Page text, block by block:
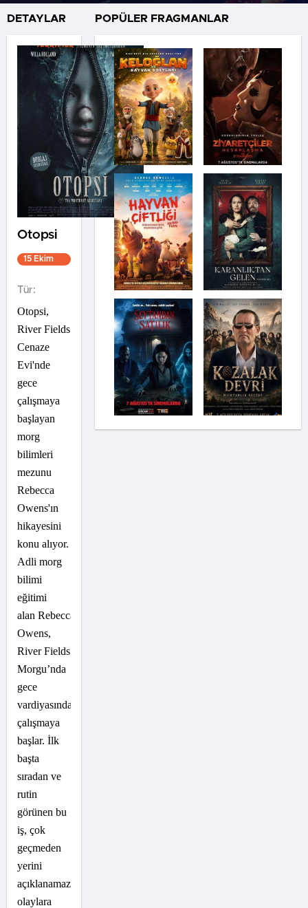
DETAYLAR
Otopsi
15 Ekim
Tür:
Otopsi,
River Fields
Cenaze
Evi'nde
gece
çalışmaya
başlayan
morg
bilimleri
mezunu
Rebecca
Owens'ın
hikayesini
konu alıyor.
Adli morg
bilimi
eğitimi
alan Rebecca
Owens,
River Fields
Morgu’nda
gece
vardiyasında
çalışmaya
başlar. İlk
başta
sıradan ve
rutin
görünen bu
iş, çok
geçmeden
yerini
açıklanamaz
olaylara
POPÜLER FRAGMANLAR